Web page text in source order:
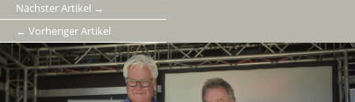
Nächster Artikel →
← Vorheriger Artikel